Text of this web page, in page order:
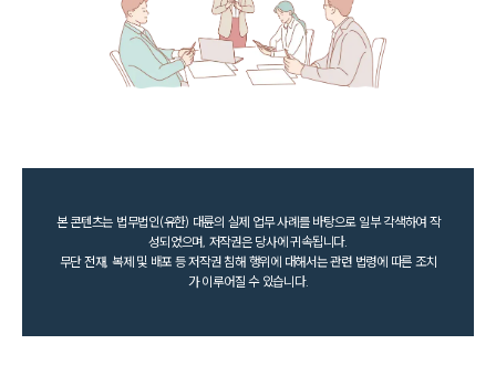
본 콘텐츠는 법무법인(유한) 대륜의 실제 업무 사례를 바탕으로 일부 각색하여 작
성되었으며, 저작권은 당사에 귀속됩니다.
무단 전재, 복제 및 배포 등 저작권 침해 행위에 대해서는 관련 법령에 따른 조치
가 이루어질 수 있습니다.